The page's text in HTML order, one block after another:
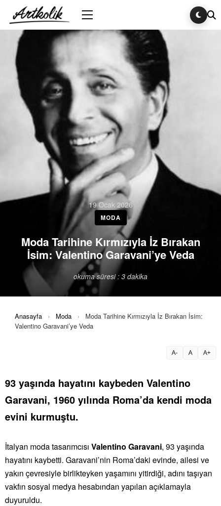
19 Ocak 2026
MODA
Moda Tarihine Kırmızıyla İz Bırakan
İsim: Valentino Garavani’ye Veda
okuma süresi : 3 dakika
Anasayfa › Moda ›
Moda Tarihine Kırmızıyla İz Bırakan İsim:
Valentino Garavani’ye Veda
A- A A+
93 yaşında hayatını kaybeden Valentino
Garavani, 1960 yılında Roma’da kendi moda
evini kurmuştu.
İtalyan moda tasarımcısı Valentino Garavani, 93 yaşında
hayatını kaybetti. Garavani’nin Roma’daki evinde, ailesi ve
yakın çevresiyle birlikteyken yaşamını yitirdiği, adını taşıyan
vakfın sosyal medya hesabından yapılan açıklamayla
duyuruldu.